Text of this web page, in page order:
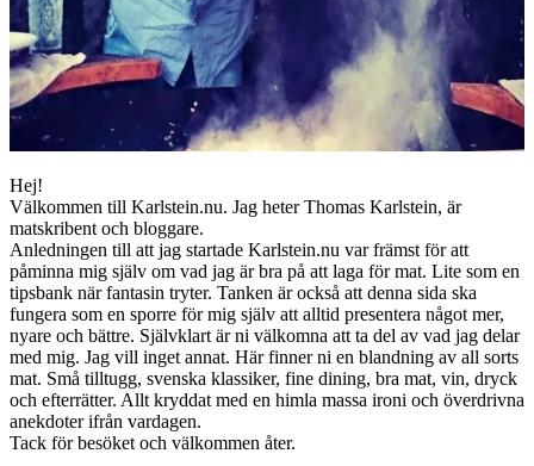
Hej!
Välkommen till Karlstein.nu. Jag heter Thomas Karlstein, är
matskribent och bloggare.
Anledningen till att jag startade Karlstein.nu var främst för att
påminna mig själv om vad jag är bra på att laga för mat. Lite som en
tipsbank när fantasin tryter. Tanken är också att denna sida ska
fungera som en sporre för mig själv att alltid presentera något mer,
nyare och bättre. Självklart är ni välkomna att ta del av vad jag delar
med mig. Jag vill inget annat. Här finner ni en blandning av all sorts
mat. Små tilltugg, svenska klassiker, fine dining, bra mat, vin, dryck
och efterrätter. Allt kryddat med en himla massa ironi och överdrivna
anekdoter ifrån vardagen.
Tack för besöket och välkommen åter.